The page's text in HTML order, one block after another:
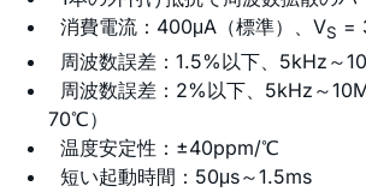
消費電流：400μA（標準）、VS =
周波数誤差：1.5%以下、5kHz～
周波数誤差：2%以下、5kHz～
70℃）
温度安定性：±40ppm/℃
短い起動時間：50μs～1.5ms